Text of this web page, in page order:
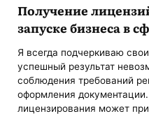
Получение
запуске бизнеса в
Я всегда подчеркиваю
успешный результат
соблюдения требований
оформления
лицензирования может